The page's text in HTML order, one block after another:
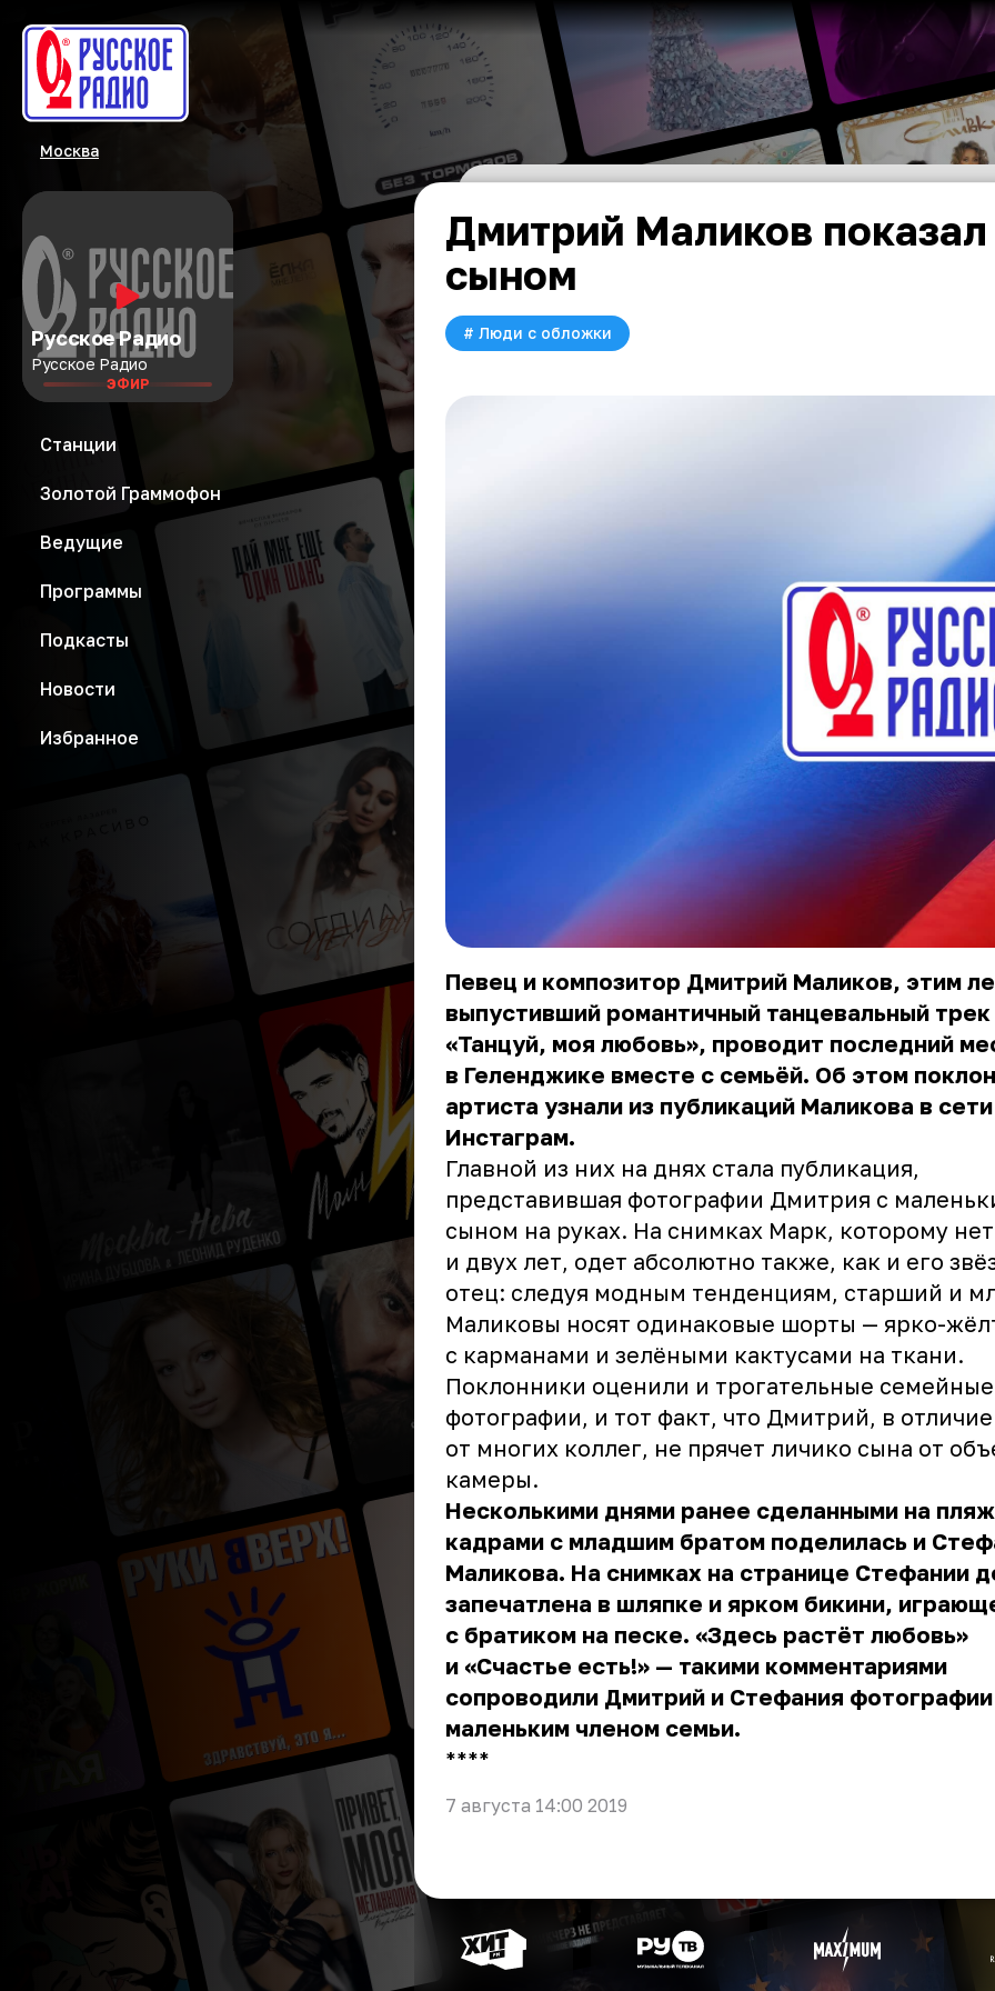
Москва
Русское Радио
Русское Радио
ЭФИР
Станции
Золотой Граммофон
Ведущие
Программы
Подкасты
Новости
Избранное
Дмитрий Маликов
сыном
# Люди с обложки
Певец и композитор Дмитрий Маликов, этим
выпустивший романтичный танцевальный трек
«Танцуй, моя любовь», проводит последний
в Геленджике вместе с семьёй. Об этом
артиста узнали из публикаций Маликова в сети
Инстаграм.
Главной из них на днях стала публикация,
представившая фотографии Дмитрия с
сыном на руках. На снимках Марк, которому
и двух лет, одет абсолютно также, как и его
отец: следуя модным тенденциям, старший и
Маликовы носят одинаковые шорты — ярко-
с карманами и зелёными кактусами на ткани.
Поклонники оценили и трогательные семейные
фотографии, и тот факт, что Дмитрий, в отличие
от многих коллег, не прячет личико сына от
камеры.
Несколькими днями ранее сделанными на
кадрами с младшим братом поделилась и
Маликова. На снимках на странице Стефании
запечатлена в шляпке и ярком бикини,
с братиком на песке. «Здесь растёт любовь»
и «Счастье есть!» — такими комментариями
сопроводили Дмитрий и Стефания
маленьким членом семьи.
** **
7 августа 14:00 2019